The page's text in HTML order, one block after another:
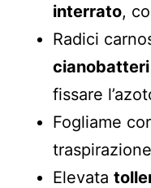
interrato,
Radici
fissare
Fogliame
traspirazione
Elevata